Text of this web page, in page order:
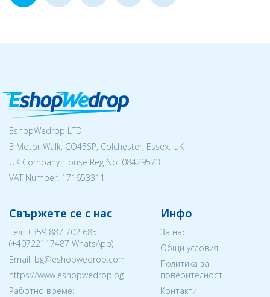
EshopWedrop LTD
3 Motor Walk, CO45SP, Colchester, Essex, UK
UK Company House Reg No: 08429573
VAT Number: 171653311
Свържете се с нас
Тел: +359 887 702 685
(+40722117487 WhatsApp)
Email: bg@eshopwedrop.com
https://www.eshopwedrop.bg
Работно време:
Инфо
За нас
Общи условия
Политика за
поверителност
Контакти